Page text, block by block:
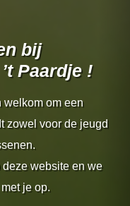
bij
Paardje !
welkom om een
zowel voor de jeugd
website en we
je op.